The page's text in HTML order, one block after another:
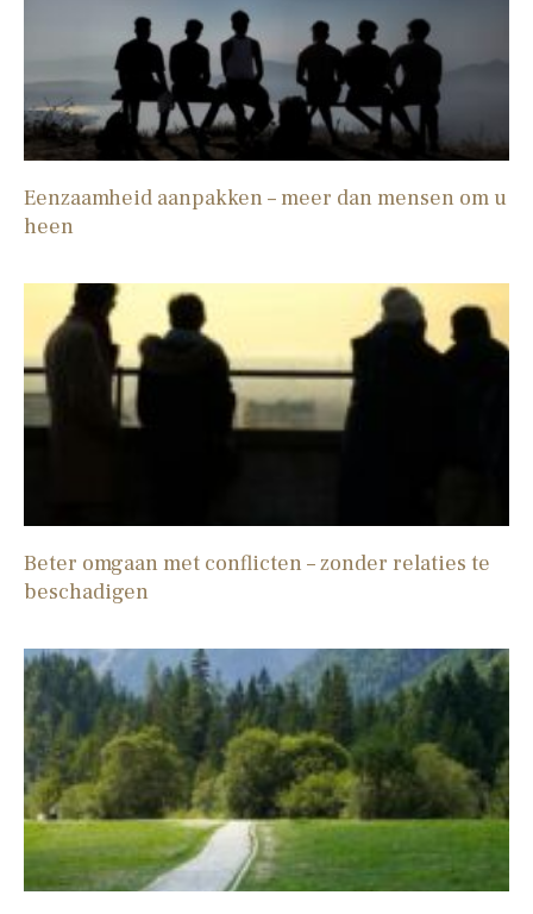
Eenzaamheid aanpakken – meer dan mensen om u
heen
Beter omgaan met conflicten – zonder relaties te
beschadigen